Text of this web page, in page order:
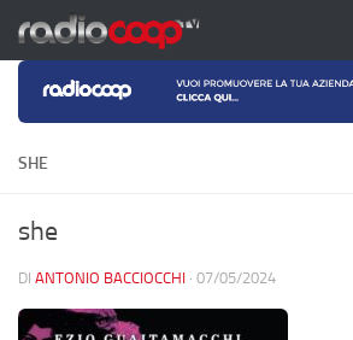
Salta al contenuto
SHE
she
DI ANTONIO BACCIOCCHI · 07/05/2024